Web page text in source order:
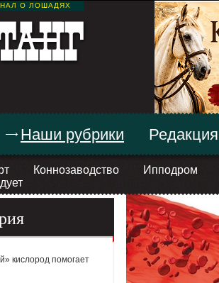
О ЛОШАДЯХ
Наши рубрики
Коннозаводство
Ипподром
Редакция
кислород помогает